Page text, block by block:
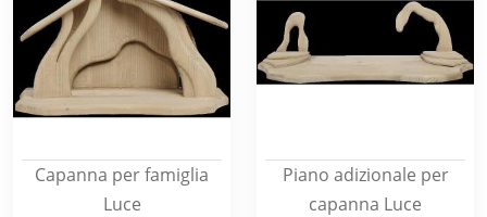
Capanna per famiglia
Luce
Piano adizionale per
capanna Luce